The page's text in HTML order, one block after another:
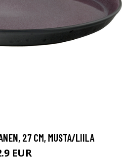
27 CM, MUSTA/LIILA
EUR